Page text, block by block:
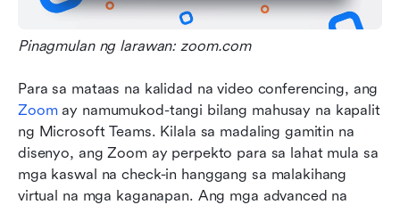
Pinagmulan ng larawan: zoom.com
Zoom ay namumukod-tangi bilang mahusay na kapalit
ng Microsoft Teams. Kilala sa madaling gamitin na
disenyo, ang Zoom ay perpekto para sa lahat mula sa
mga kaswal na check-in hanggang sa malakihang
virtual na mga kaganapan. Ang mga advanced na